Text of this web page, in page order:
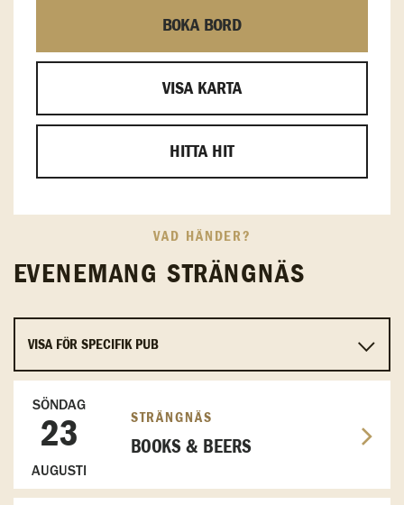
BOKA BORD
VISA KARTA
HITTA HIT
VAD HÄNDER?
EVENEMANG STRÄNGNÄS
SÖNDAG
23
AUGUSTI
STRÄNGNÄS
BOOKS & BEERS